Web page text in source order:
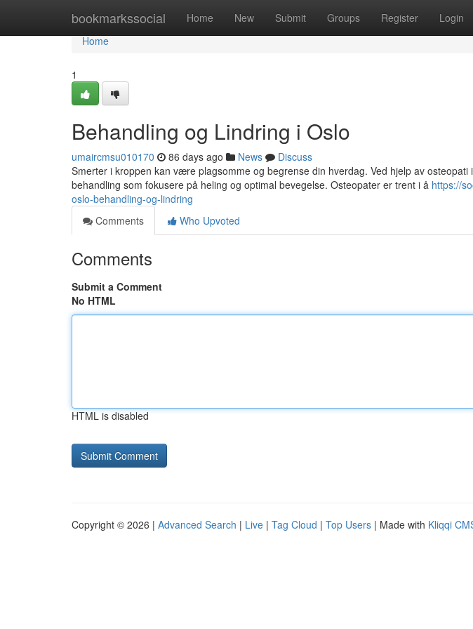
bookmarkssocial Home New Submit Groups Register Login
Home
Home
1
Behandling og Lindring i Oslo
umaircmsu010170 86 days ago News
Discuss
Smerter i kroppen kan være plagsomme og begrense din hverdag. Ved hjelp av osteopati
behandling som fokusere på heling og optimal bevegelse. Osteopater er trent i å https://
oslo-behandling-og-lindring
Comments
Who Upvoted
Comments
Submit a Comment
No HTML
HTML is disabled
Copyright © 2026 | Advanced Search | Live | Tag Cloud | Top Users | Made with Kliqqi